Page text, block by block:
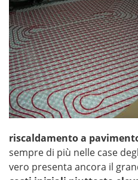
riscaldamento a
sempre di più nelle case
vero presenta ancora il